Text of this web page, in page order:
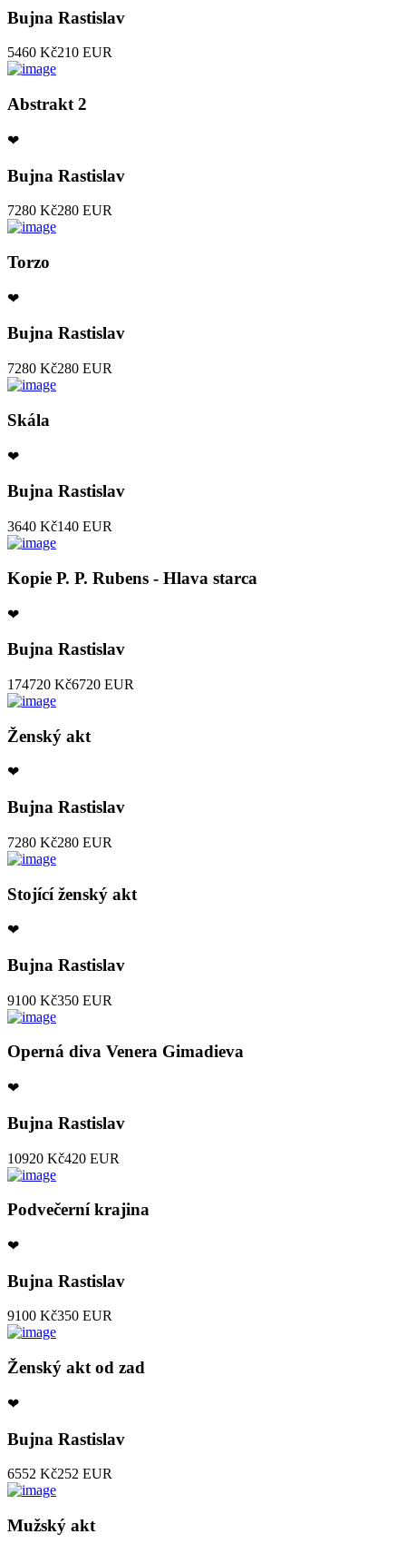
Bujna Rastislav
5460 Kč210 EUR
Abstrakt 2
❤
Bujna Rastislav
7280 Kč280 EUR
Torzo
❤
Bujna Rastislav
7280 Kč280 EUR
Skála
❤
Bujna Rastislav
3640 Kč140 EUR
Kopie P. P. Rubens - Hlava starca
❤
Bujna Rastislav
174720 Kč6720 EUR
Ženský akt
❤
Bujna Rastislav
7280 Kč280 EUR
Stojící ženský akt
❤
Bujna Rastislav
9100 Kč350 EUR
Operná diva Venera Gimadieva
❤
Bujna Rastislav
10920 Kč420 EUR
Podvečerní krajina
❤
Bujna Rastislav
9100 Kč350 EUR
Ženský akt od zad
❤
Bujna Rastislav
6552 Kč252 EUR
Mužský akt